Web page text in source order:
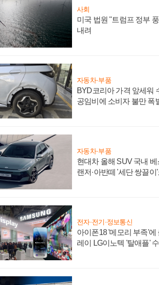
사회
미국 법원 "트럼프 정부
내려
자동차·부품
BYD코리아 가격 앞세워
공임비에 소비자 불만 폭
자동차·부품
현대차 올해 SUV 국내
랜저·아반떼 '세단 쌍끌이
전자·전기·정보통신
아이폰18 '메모리 부족'
레이 LG이노텍 '탈애플'